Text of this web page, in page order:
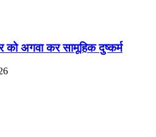
को अगवा कर सामूहिक दुष्कर्म